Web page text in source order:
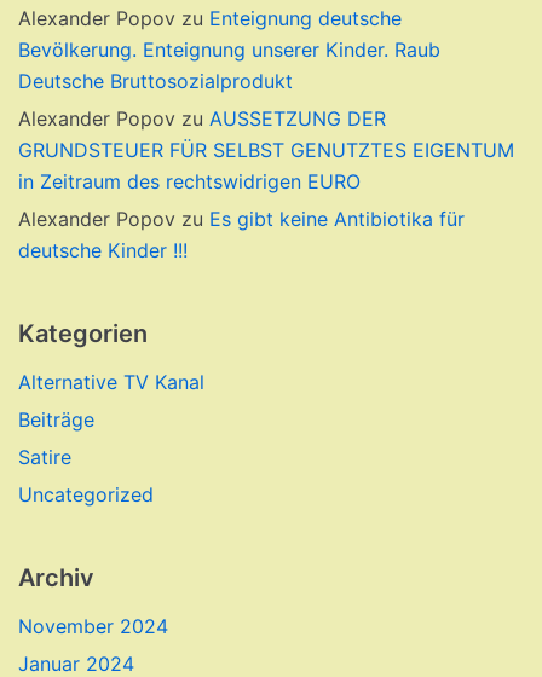
Alexander Popov zu Enteignung deutsche
Bevölkerung. Enteignung unserer Kinder. Raub
Deutsche Bruttosozialprodukt
Alexander Popov zu AUSSETZUNG DER
GRUNDSTEUER FÜR SELBST GENUTZTES EIGENTUM
in Zeitraum des rechtswidrigen EURO
Alexander Popov zu Es gibt keine Antibiotika für
deutsche Kinder !!!
Kategorien
Alternative TV Kanal
Beiträge
Satire
Uncategorized
Archiv
November 2024
Januar 2024